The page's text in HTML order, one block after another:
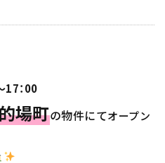
17：00
場町の物件にてオープン